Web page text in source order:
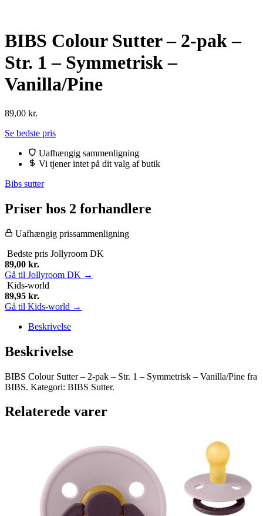
BIBS Colour Sutter – 2-pak –
Str. 1 – Symmetrisk –
Vanilla/Pine
89,00 kr.
Se bedste pris
Uafhængig sammenligning
Vi tjener intet på dit valg af butik
Bibs sutter
Priser hos 2 forhandlere
Uafhængig prissammenligning
Bedste pris Jollyroom DK
89,00 kr.
Gå til Jollyroom DK →
Kids-world
89,95 kr.
Gå til Kids-world →
Beskrivelse
Beskrivelse
BIBS Colour Sutter – 2-pak – Str. 1 – Symmetrisk – Vanilla/Pine fra
BIBS. Kategori: BIBS Sutter.
Relaterede varer